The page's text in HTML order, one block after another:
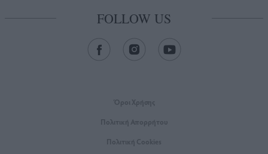
FOLLOW US
Όροι Xρήσης
Πολιτική Απορρήτου
Πολιτική Cookies